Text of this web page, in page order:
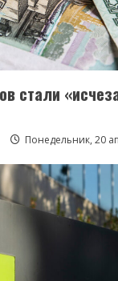
стали
Понедельник, 20